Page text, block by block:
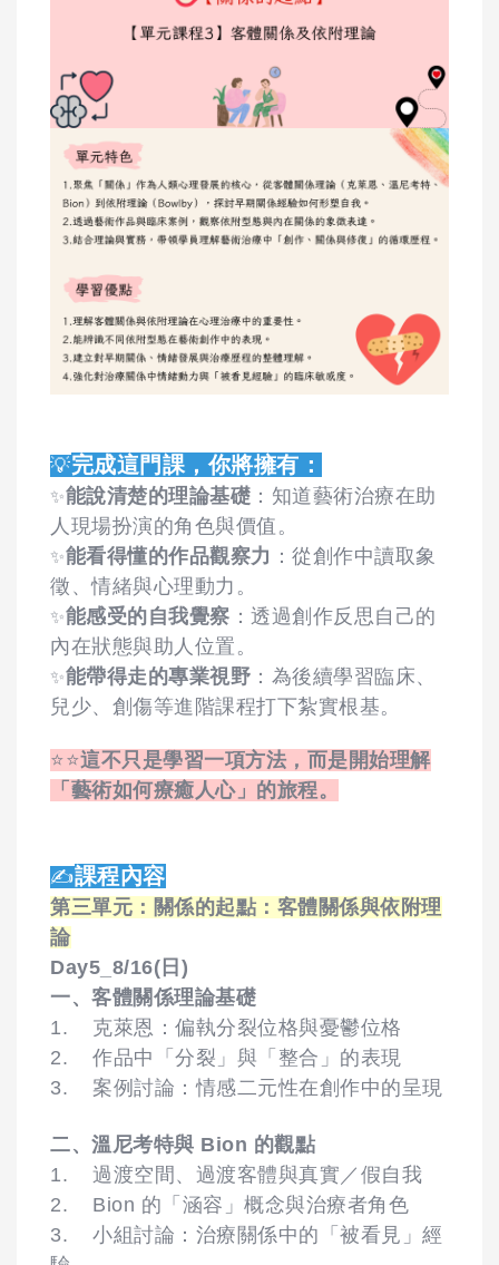
💡完成這門課，你將擁有：
✨能說清楚的理論基礎 ：知道藝術治療在助
人現場扮演的角色與價值。
✨能看得懂的作品觀察力 ：從創作中讀取象
徵、情緒與心理動力。
✨能感受的自我覺察 ：透過創作反思自己的
內在狀態與助人位置。
✨能帶得走的專業視野 ：為後續學習臨床、
兒少、創傷等進階課程打下紮實根基。
⭐⭐這不只是學習一項方法，而是開始理解
「藝術如何療癒人心」的旅程。
✍️課程內容
第三單元：關係的起點：客體關係與依附理
論
Day5_8/16(日)
一、客體關係理論基礎
1. 克萊恩：偏執分裂位格與憂鬱位格
2. 作品中「分裂」與「整合」的表現
3. 案例討論：情感二元性在創作中的呈現
二、溫尼考特與 Bion 的觀點
1. 過渡空間、過渡客體與真實／假自我
2. Bion 的「涵容」概念與治療者角色
3. 小組討論：治療關係中的「被看見」經